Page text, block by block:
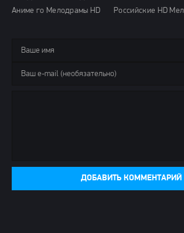
Аниме го Мелодрамы HD
ДОБАВИТЬ КОММЕНТАРИЙ